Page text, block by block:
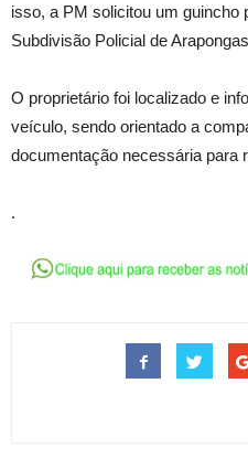
isso, a PM solicitou um guincho
Subdivisão Policial de
O proprietário foi localizado e
veículo, sendo orientado a
documentação necessária para
.